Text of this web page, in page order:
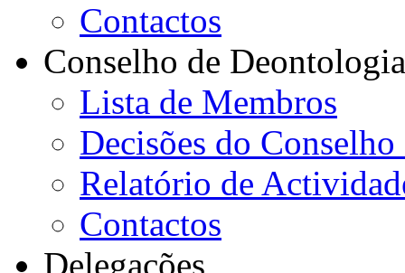
Contactos
Conselho de Deontologia
Lista de Membros
Decisões do
Relatório de
Contactos
Delegações